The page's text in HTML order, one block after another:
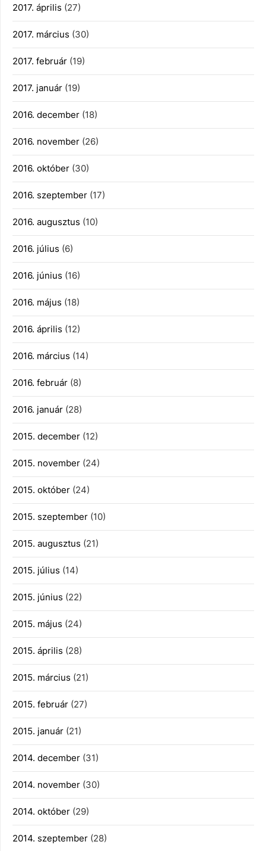
2017. április (27)
2017. március (30)
2017. február (19)
2017. január (19)
2016. december (18)
2016. november (26)
2016. október (30)
2016. szeptember (17)
2016. augusztus (10)
2016. július (6)
2016. június (16)
2016. május (18)
2016. április (12)
2016. március (14)
2016. február (8)
2016. január (28)
2015. december (12)
2015. november (24)
2015. október (24)
2015. szeptember (10)
2015. augusztus (21)
2015. július (14)
2015. június (22)
2015. május (24)
2015. április (28)
2015. március (21)
2015. február (27)
2015. január (21)
2014. december (31)
2014. november (30)
2014. október (29)
2014. szeptember (28)